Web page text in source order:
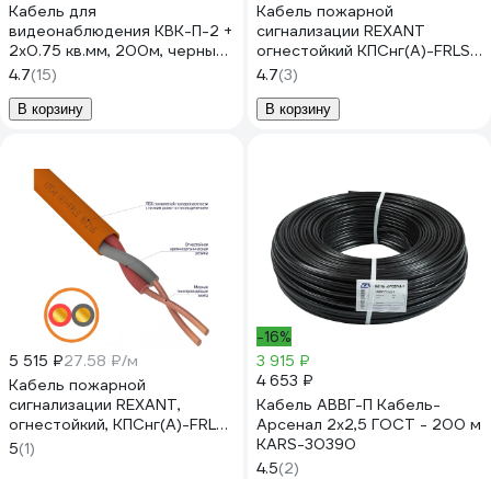
Кабель для
видеонаблюдения КВК-П-2 +
2х0.75 кв.мм, 200м, черный
REXANT OUTDOOR 01-4105
4.7(15)
В корзину
Кабель пожарной
сигнализации REXANT
огнестойкий КПСнг(А)-FRLS
1х2х0,75мм2, 200м 01-4903
4.7(3)
В корзину
5 515 ₽27.58 ₽/м
Кабель пожарной
сигнализации REXANT,
огнестойкий, КПСнг(А)-FRLS
1x2x0,50мм2, 200 м 01-
4902
5(1)
-16%
3 915 ₽
4 653 ₽
Кабель АВВГ-П Кабель-
Арсенал 2x2,5 ГОСТ - 200 м
KARS-30390
4.5(2)